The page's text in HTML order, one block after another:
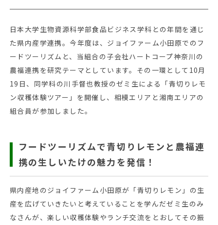
日本大学生物資源科学部食品ビジネス学科との年間を通じ
た県内産学連携。今年度は、ジョイファーム小田原でのフ
ードツーリズムと、当組合の子会社ハートコープ神奈川の
農福連携を研究テーマとしています。その一環として10月
19日、同学科の川手督也教授のゼミ生による「青切りレモ
ン収穫体験ツアー」を開催し、相模エリアと湘南エリアの
組合員が参加しました。
フードツーリズムで青切りレモンと農福連
携の生しいたけの魅力を発信！
県内産地のジョイファーム小田原が「青切りレモン」の生
産を広げていきたいと考えていることを学んだゼミ生のみ
なさんが、楽しい収穫体験やランチ交流をとおしてその振